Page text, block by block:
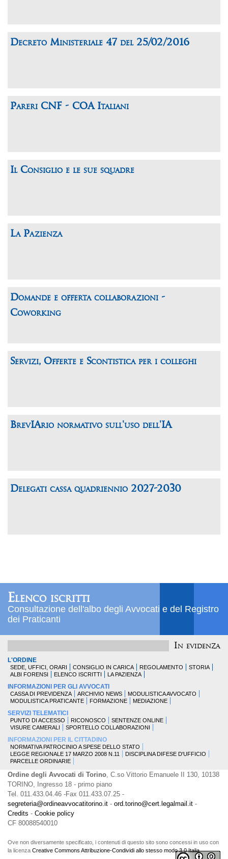
Decreto Ministeriale 47 del 25/02/2016
Pareri CNF - COA Italiani
Il Consiglio e le sue squadre
La Pazienza
Domande e offerta collaborazioni -
Coworking
Servizi, Offerte e Scontistica per i colleghi
BrevIArio normativo sull'uso dell'IA
Delegati cassa quadriennio 2027-2030
Elenco iscritti
Consultazione dell'albo degli Avvocati e del Registro
dei Praticanti
In evidenza
L'ORDINE
SEDE, UFFICI, ORARI CONSIGLIO IN CARICA REGOLAMENTO
STORIA
ALBI FORENSI
ELENCO ISCRITTI LA PAZIENZA
INFORMAZIONI PER GLI AVVOCATI
CASSA DI PREVIDENZA ARCHIVIO NEWS
MODULISTICA AVVOCATO
MODULISTICA PRATICANTE
FORMAZIONE MEDIAZIONE
SERVIZI TELEMATICI
PUNTO DI ACCESSO RICONOSCO
SENTENZE ONLINE
VISURE CAMERALI
SPORTELLO COLLABORAZIONI
INFORMAZIONI PER IL CITTADINO
NORMATIVA PATROCINIO A SPESE DELLO STATO
LEGGE REGIONALE 17 MARZO 2008 N.11
DISCIPLINA DIFESE D'UFFICIO
PARCELLE ORDINARIE
Ordine degli Avvocati di Torino, C.so Vittorio Emanuele II 130, 10138
TORINO, Ingresso 18 - primo piano
Tel. 011.433.04.46 -Fax 011.433.07.25 -
segreteria@ordineavvocatitorino.it - ord.torino@cert.legalmail.it -
Credits - Cookie policy
CF 80088540010
Ove non diversamente specificato, i contenuti di questo sito sono concessi in uso con
la licenza Creative Commons Attribuzione-Condividi allo stesso modo 3.0 Italia.